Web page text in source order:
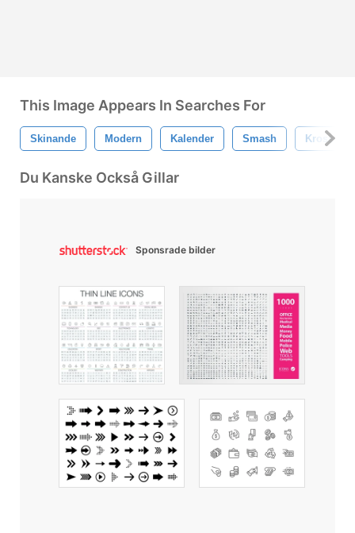
This Image Appears In Searches For
Skinande Modern Kalender Smash Krossa
Du Kanske Också Gillar
Sponsrade bilder